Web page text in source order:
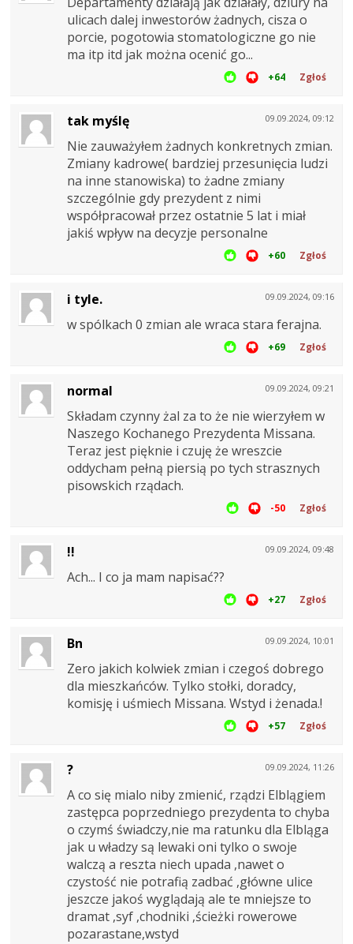
ulicach dalej inwestorów żadnych, cisza o
porcie, pogotowia stomatologiczne go nie
ma itp itd jak można ocenić go...
+64 Zgłoś
09.09.2024, 09:12
tak myślę
Nie zauważyłem żadnych konkretnych zmian.
Zmiany kadrowe( bardziej przesunięcia ludzi
na inne stanowiska) to żadne zmiany
szczególnie gdy prezydent z nimi
współpracował przez ostatnie 5 lat i miał
jakiś wpływ na decyzje personalne
+60 Zgłoś
09.09.2024, 09:16
i tyle.
w spólkach 0 zmian ale wraca stara ferajna.
+69 Zgłoś
09.09.2024, 09:21
normal
Składam czynny żal za to że nie wierzyłem w
Naszego Kochanego Prezydenta Missana.
Teraz jest pięknie i czuję że wreszcie
oddycham pełną piersią po tych strasznych
pisowskich rządach.
-50 Zgłoś
09.09.2024, 09:48
!!
Ach... I co ja mam napisać??
+27 Zgłoś
09.09.2024, 10:01
Bn
Zero jakich kolwiek zmian i czegoś dobrego
dla mieszkańców. Tylko stołki, doradcy,
komisję i uśmiech Missana. Wstyd i żenada.!
+57 Zgłoś
09.09.2024, 11:26
?
A co się mialo niby zmienić, rządzi Elblągiem
zastępca poprzedniego prezydenta to chyba
o czymś świadczy,nie ma ratunku dla Elbląga
jak u władzy są lewaki oni tylko o swoje
walczą a reszta niech upada ,nawet o
czystość nie potrafią zadbać ,główne ulice
jeszcze jakoś wyglądają ale te mniejsze to
dramat ,syf ,chodniki ,ścieżki rowerowe
pozarastane,wstyd